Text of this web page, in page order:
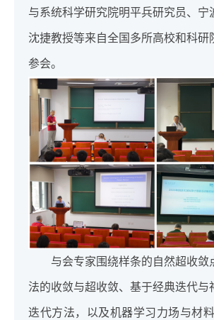
与系统科学研究院明平兵研究员、宁
沈捷教授等来自全国多所高校和科研
参会。
与会专家围绕样条的自然超收敛
法的收敛与超收敛、基于经典迭代与
迭代方法，以及机器学习力场与材